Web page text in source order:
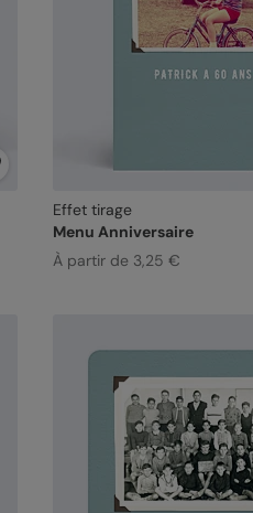
Effet tirage
Menu Anniversaire
À partir de 3,25 €